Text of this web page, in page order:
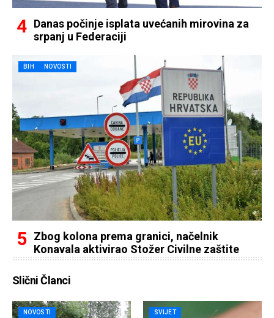
Danas počinje isplata uvećanih mirovina za
srpanj u Federaciji
BIH NOVOSTI
Zbog kolona prema granici, načelnik
Konavala aktivirao Stožer Civilne zaštite
Slični Članci
NOVOSTI SVIJET